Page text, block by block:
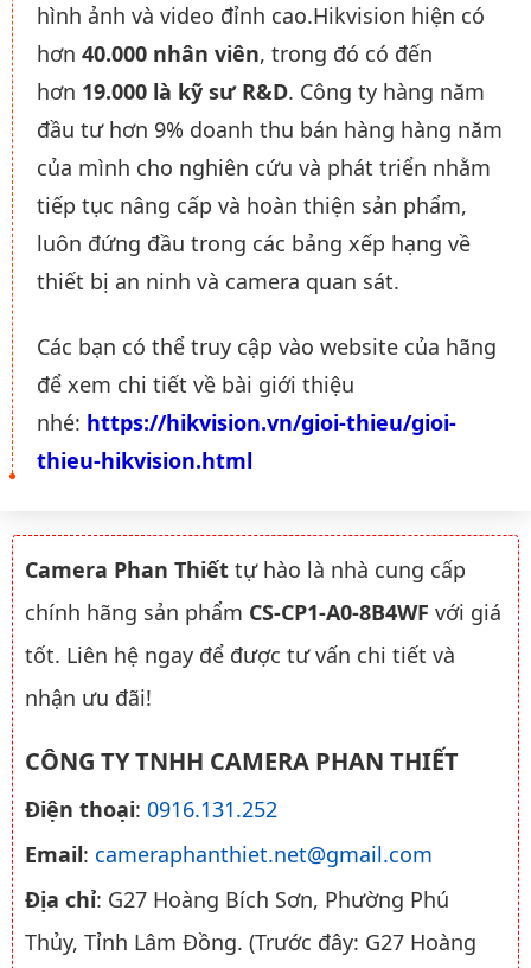
hình ảnh và video đỉnh cao.Hikvision hiện có
hơn 40.000 nhân viên, trong đó có đến
hơn 19.000 là kỹ sư R&D. Công ty hàng năm
đầu tư hơn 9% doanh thu bán hàng hàng năm
của mình cho nghiên cứu và phát triển nhằm
tiếp tục nâng cấp và hoàn thiện sản phẩm,
luôn đứng đầu trong các bảng xếp hạng về
thiết bị an ninh và camera quan sát.
Các bạn có thể truy cập vào website của hãng
để xem chi tiết về bài giới thiệu
nhé: https://hikvision.vn/gioi-thieu/gioi-
thieu-hikvision.html
Camera Phan Thiết tự hào là nhà cung cấp
chính hãng sản phẩm CS-CP1-A0-8B4WF với giá
tốt. Liên hệ ngay để được tư vấn chi tiết và
nhận ưu đãi!
CÔNG TY TNHH CAMERA PHAN THIẾT
Điện thoại: 0916.131.252
Email: cameraphanthiet.net@gmail.com
Địa chỉ: G27 Hoàng Bích Sơn, Phường Phú
Thủy, Tỉnh Lâm Đồng. (Trước đây: G27 Hoàng